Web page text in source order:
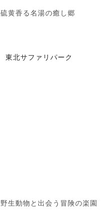
硫黄香る名湯の癒し郷
東北サファリパーク
野生動物と出会う冒険の楽園